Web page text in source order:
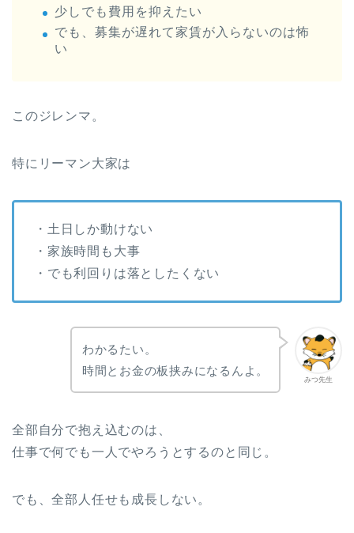
少しでも費用を抑えたい
でも、募集が遅れて家賃が入らないのは怖
い
このジレンマ。
特にリーマン大家は
・土日しか動けない
・家族時間も大事
・でも利回りは落としたくない
みつ先生
わかるたい。
時間とお金の板挟みになるんよ。
全部自分で抱え込むのは、
仕事で何でも一人でやろうとするのと同じ。
でも、全部人任せも成長しない。